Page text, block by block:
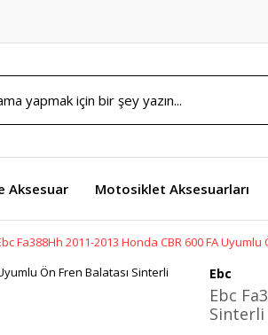
Aksesuar Motosiklet Aksesuarları
Fa388Hh 2011-2013 Honda CBR 600 FA
Ebc
Ebc
Sinterli